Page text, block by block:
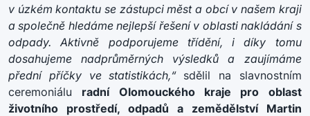
v úzkém kontaktu se zástupci měst a obcí v našem kraji
a společně hledáme nejlepší řešení v oblasti nakládání s
odpady. Aktivně podporujeme třídění, i díky tomu
dosahujeme nadprůměrných výsledků a zaujímáme
přední příčky ve statistikách,“ sdělil na slavnostním
ceremoniálu radní Olomouckého kraje pro oblast
životního prostředí, odpadů a zemědělství Martin